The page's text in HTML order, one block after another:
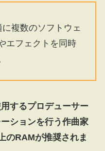
複数のソフトウェ
エフェクトを同時
するプロデューサー
ションを行う作曲家
のRAMが推奨されま